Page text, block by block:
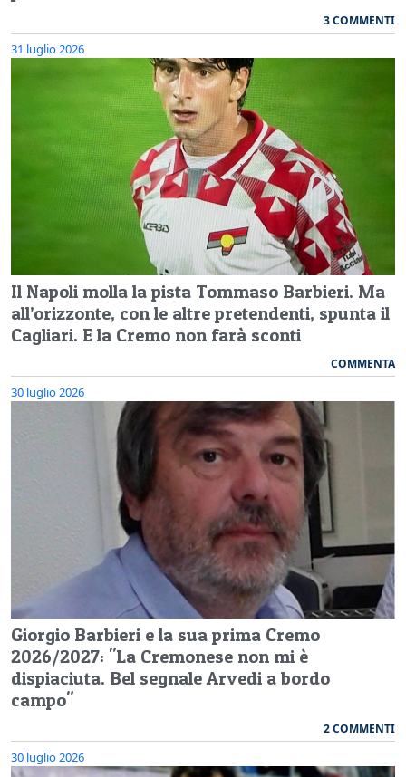
3 COMMENTI
31 luglio 2026
Il Napoli molla la pista Tommaso Barbieri. Ma
all’orizzonte, con le altre pretendenti, spunta il
Cagliari. E la Cremo non farà sconti
COMMENTA
30 luglio 2026
Giorgio Barbieri e la sua prima Cremo
2026/2027: "La Cremonese non mi è
dispiaciuta. Bel segnale Arvedi a bordo
campo"
2 COMMENTI
30 luglio 2026